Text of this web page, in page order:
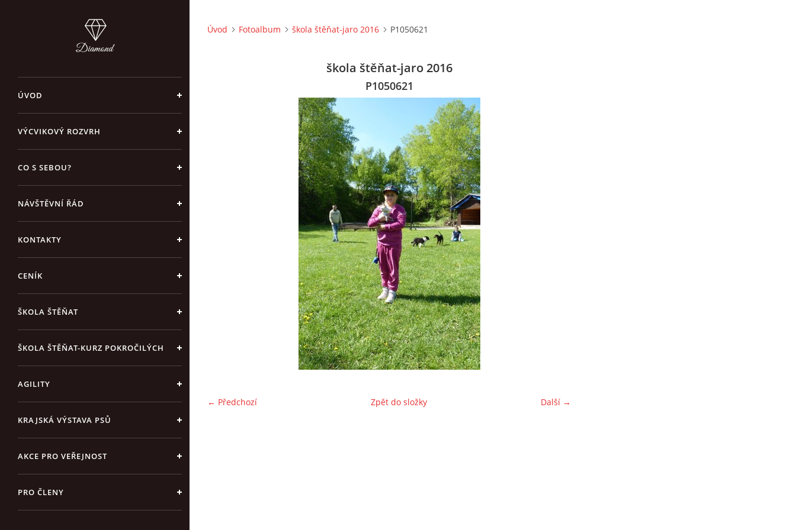
ÚVOD
VÝCVIKOVÝ ROZVRH
CO S SEBOU?
NÁVŠTĚVNÍ ŘÁD
KONTAKTY
CENÍK
ŠKOLA ŠTĚŇAT
ŠKOLA ŠTĚŇAT-KURZ POKROČILÝCH
AGILITY
KRAJSKÁ VÝSTAVA PSŮ
AKCE PRO VEŘEJNOST
PRO ČLENY
Úvod Fotoalbum škola štěňat-jaro 2016 P1050621
škola štěňat-jaro 2016
P1050621
← Předchozí Další →
Zpět do složky